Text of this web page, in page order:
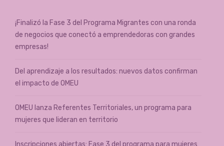
¡Finalizó la Fase 3 del Programa Migrantes con una ronda
de negocios que conectó a emprendedoras con grandes
empresas!
Del aprendizaje a los resultados: nuevos datos confirman
el impacto de OMEU
OMEU lanza Referentes Territoriales, un programa para
mujeres que lideran en territorio
Inscripciones abiertas: Fase 3 del programa para mujeres